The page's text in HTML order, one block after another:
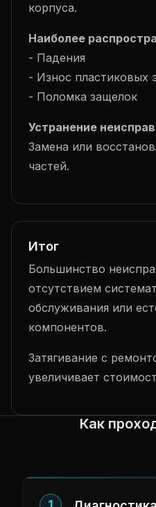
корпуса.
Наиболее
- Падения
- Износ пластиковых
- Поломка защелок
Устранение
Замена или
частей.
Итог
Большинство
отсутствием
обслуживания или
компонентов.
Затягивание с
увеличивает
Как